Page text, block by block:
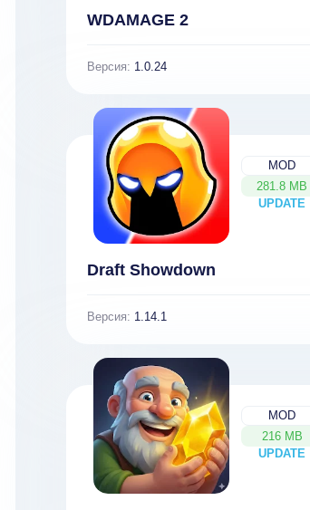
WDAMAGE 2
Версия: 1.0.24
MOD
281.8 MB
UPDATE
NEW
Draft Showdown
Версия: 1.14.1
MOD
216 MB
UPDATE
NEW